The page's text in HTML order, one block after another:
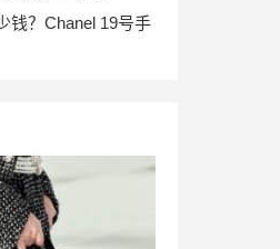
钱？Chanel 19号手